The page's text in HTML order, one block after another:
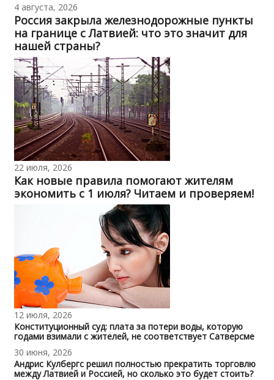
4 августа, 2026
Россия закрыла железнодорожные пункты
на границе с Латвией: что это значит для
нашей страны?
22 июля, 2026
Как новые правила помогают жителям
экономить с 1 июля? Читаем и проверяем!
12 июля, 2026
Конституционный суд: плата за потери воды, которую
годами взимали с жителей, не соответствует Сатверсме
30 июня, 2026
Андрис Кулбергс решил полностью прекратить торговлю
между Латвией и Россией, но сколько это будет стоить?